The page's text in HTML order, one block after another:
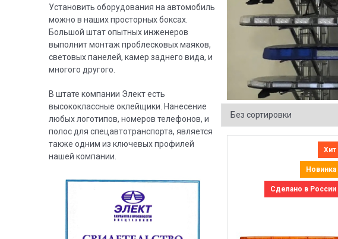
Установить оборудования на автомобиль
можно в наших просторных боксах.
Большой штат опытных инженеров
выполнит монтаж проблесковых маяков,
световых панелей, камер заднего вида, и
многого другого.
В штате компании Элект есть
высококлассные оклейщики. Нанесение
любых логотипов, номеров телефонов, и
полос для спецавтотранспорта, является
также одним из ключевых профилей
нашей компании.
Хит
Новинка
Сделано в России